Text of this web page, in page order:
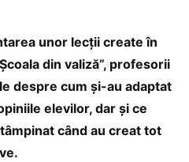
unor lecții create în
din valiză”, profesorii
despre cum și-au adaptat
elevilor, dar și ce
când au creat tot